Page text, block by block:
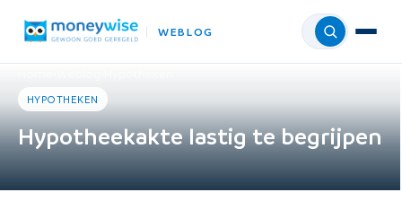
WEBLOG Menu
HYPOTHEKEN
Hypotheekakte lastig te begrijpen